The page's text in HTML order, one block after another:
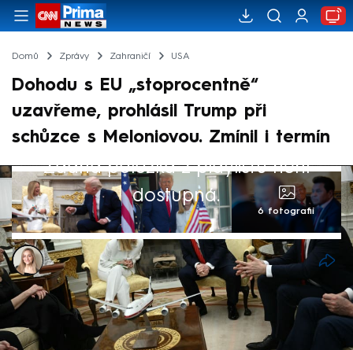
Domů Zprávy Zahraničí USA
Dohodu s EU „stoprocentně“
uzavřeme, prohlásil Trump při
schůzce s Meloniovou. Zmínil i termín
Žádná položka z playlistu není
dostupná.
6 fotografií
Barbora Pištorová
17. dub 2025, 19:10
Do Bílého domu ve čtvrtek večer dorazila
italská premiérka Giorgia Meloniová. Donald